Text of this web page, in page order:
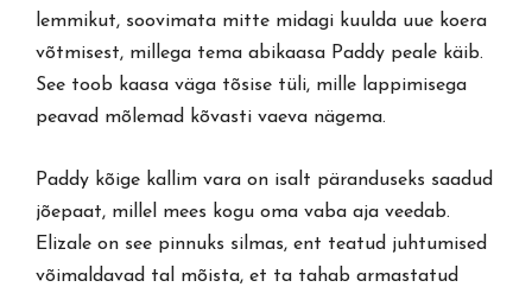
lemmikut, soovimata mitte midagi kuulda uue koera
võtmisest, millega tema abikaasa Paddy peale käib.
See toob kaasa väga tõsise tüli, mille lappimisega
peavad mõlemad kõvasti vaeva nägema.
Paddy kõige kallim vara on isalt päranduseks saadud
jõepaat, millel mees kogu oma vaba aja veedab.
Elizale on see pinnuks silmas, ent teatud juhtumised
võimaldavad tal mõista, et ta tahab armastatud